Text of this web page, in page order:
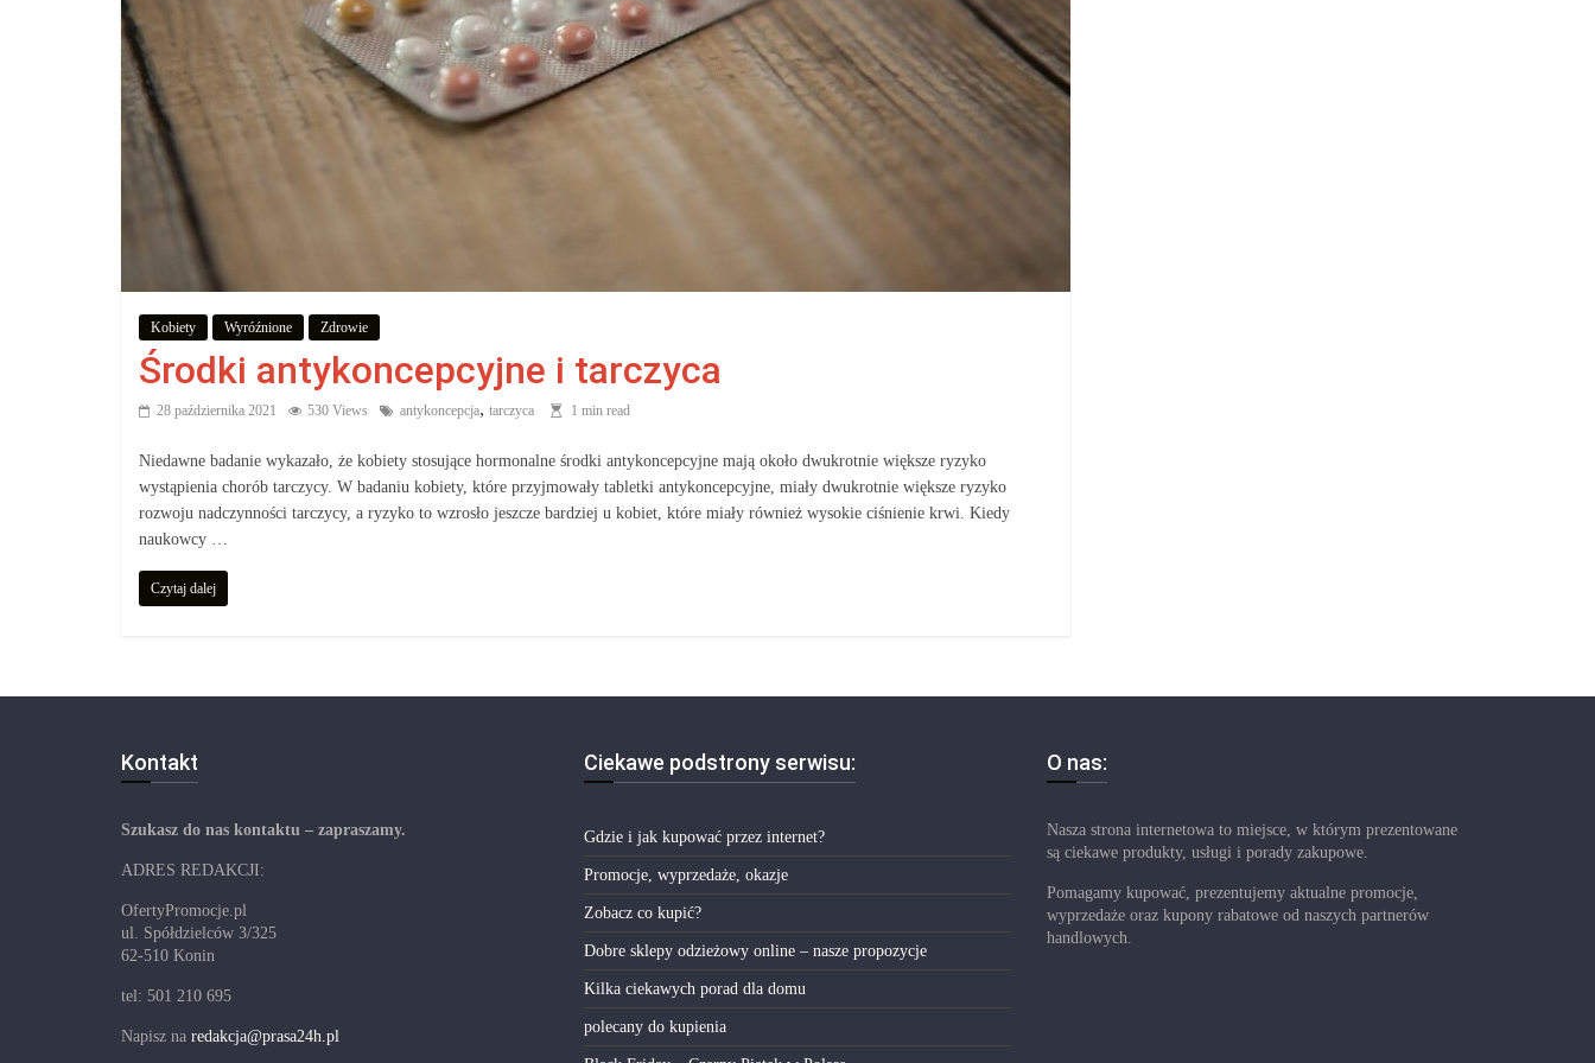
aby
wiedzieć,
co
kupić.
Poznaj
co
kupić,
jak
gdzie
Kobiety Wyróźnione Zdrowie
Środki antykoncepcyjne i tarczyca
28 października 2021 530 Views antykoncepcja, tarczyca 1 min read
Niedawne badanie wykazało, że kobiety stosujące hormonalne środki antykoncepcyjne mają około dwukrotnie większe ryzyko
wystąpienia chorób tarczycy. W badaniu kobiety, które przyjmowały tabletki antykoncepcyjne, miały dwukrotnie większe ryzyko
rozwoju nadczynności tarczycy, a ryzyko to wzrosło jeszcze bardziej u kobiet, które miały również wysokie ciśnienie krwi. Kiedy
naukowcy …
Czytaj dalej
Kontakt
Szukasz do nas kontaktu – zapraszamy.
ADRES REDAKCJI:
OfertyPromocje.pl
ul. Spółdzielców 3/325
62-510 Konin
tel: 501 210 695
Napisz na redakcja@prasa24h.pl
Ciekawe podstrony serwisu:
Gdzie i jak kupować przez internet?
Promocje, wyprzedaże, okazje
Zobacz co kupić?
Dobre sklepy odzieżowy online – nasze propozycje
Kilka ciekawych porad dla domu
polecany do kupienia
O nas:
Nasza strona internetowa to miejsce, w którym prezentowane
są ciekawe produkty, usługi i porady zakupowe.
Pomagamy kupować, prezentujemy aktualne promocje,
wyprzedaże oraz kupony rabatowe od naszych partnerów
handlowych.